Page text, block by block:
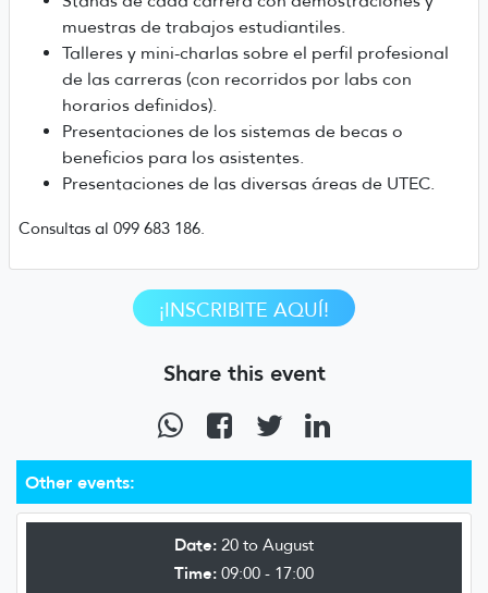
Other events:
Date: 20 to August
Time: 09:00 - 17:00
muestras de trabajos estudiantiles.
Talleres y mini-charlas sobre el perfil profesional
de las carreras (con recorridos por labs con
horarios definidos).
Presentaciones de los sistemas de becas o
beneficios para los asistentes.
Presentaciones de las diversas áreas de UTEC.
Consultas al 099 683 186.
¡INSCRIBITE AQUÍ!
Share this event